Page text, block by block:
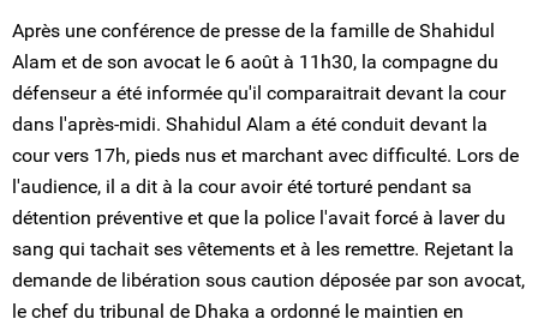
Après une conférence de presse de la famille de Shahidul
Alam et de son avocat le 6 août à 11h30, la compagne du
défenseur a été informée qu'il comparaitrait devant la cour
dans l'après-midi. Shahidul Alam a été conduit devant la
cour vers 17h, pieds nus et marchant avec difficulté. Lors de
l'audience, il a dit à la cour avoir été torturé pendant sa
détention préventive et que la police l'avait forcé à laver du
sang qui tachait ses vêtements et à les remettre. Rejetant la
demande de libération sous caution déposée par son avocat,
le chef du tribunal de Dhaka a ordonné le maintien en